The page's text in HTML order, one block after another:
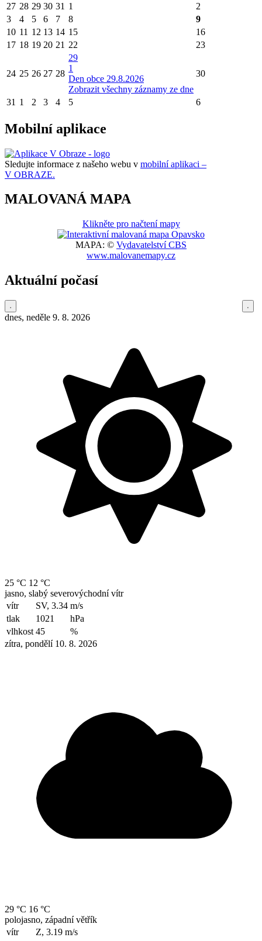
27 28 29 30 31 1
2
3
4 5 6 7 8
9
10 11 12 13 14 15
16
17 18 19 20 21 22 23
24 25 26 27 28
29
1
Den obce 29.8.2026
Zobrazit všechny záznamy ze dne
30
31 1 2 3 4 5 6
Mobilní aplikace
Sledujte informace z našeho webu v mobilní aplikaci –
V OBRAZE.
MALOVANÁ MAPA
Klikněte pro načtení mapy
MAPA: © Vydavatelství CBS
www.malovanemapy.cz
Aktuální počasí
dnes, neděle 9. 8. 2026
25 °C 12 °C
jasno, slabý severovýchodní vítr
vítr
SV, 3.34 m/s
tlak
1021
hPa
vlhkost 45
%
zítra, pondělí 10. 8. 2026
29 °C 16 °C
polojasno, západní větřík
vítr
Z, 3.19 m/s